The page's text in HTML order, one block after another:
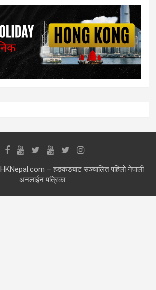
HKNepal.com – हङकङबाट सञ्चालित पहिलो नेपाली
अनलाईन पत्रिका